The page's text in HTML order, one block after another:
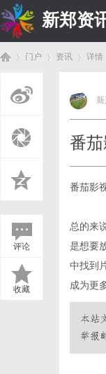
新郑资
门户 资讯
›
详情
评论
收藏
番
番茄影
总的来
是想要
中找到
成为更